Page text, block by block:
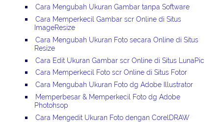
Cara Mengubah Ukuran Gambar tanpa Software
Cara Memperkecil Gambar scr Online di Situs
ImageResize
Cara Mengubah Ukuran Foto secara Online di Situs
Resize
Cara Edit Ukuran Gambar scr Online di Situs LunaPic
Cara Memperkecil Foto scr Online di Situs Fotor
Cara Mengubah Ukuran Foto dg Adobe Illustrator
Memperbesar & Memperkecil Foto dg Adobe
Photohsop
Cara Mengedit Ukuran Foto dengan CorelDRAW